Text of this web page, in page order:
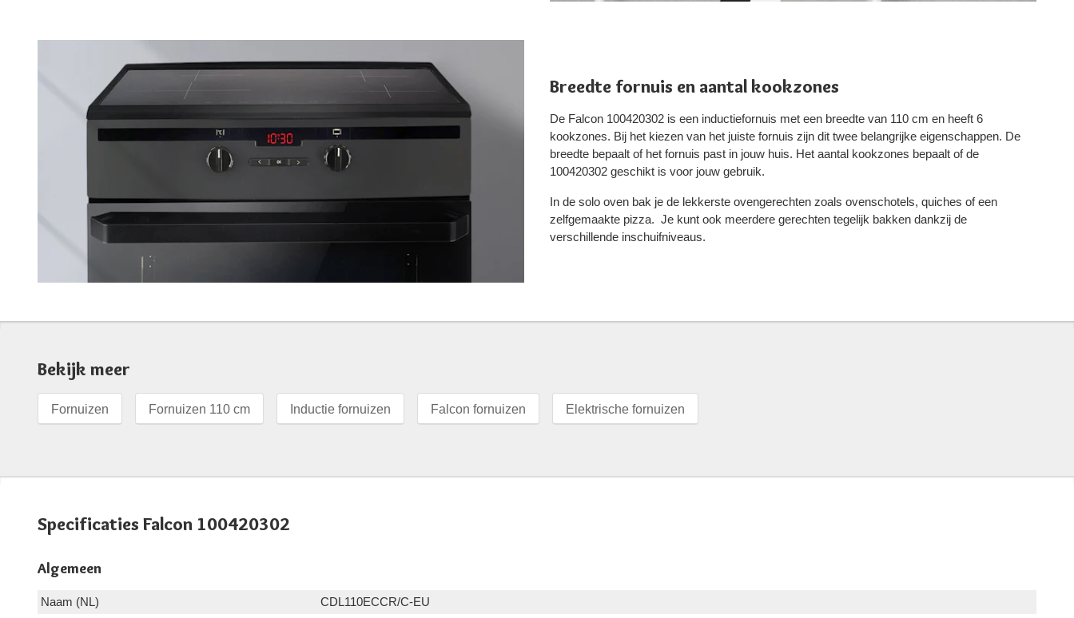
Breedte fornuis en aantal kookzones
De Falcon 100420302 is een inductiefornuis met een breedte van 110 cm en heeft 6
kookzones. Bij het kiezen van het juiste fornuis zijn dit twee belangrijke eigenschappen. De
breedte bepaalt of het fornuis past in jouw huis. Het aantal kookzones bepaalt of de
100420302 geschikt is voor jouw gebruik.
In de solo oven bak je de lekkerste ovengerechten zoals ovenschotels, quiches of een
zelfgemaakte pizza. Je kunt ook meerdere gerechten tegelijk bakken dankzij de
verschillende inschuifniveaus.
Bekijk meer
Fornuizen Fornuizen 110 cm Inductie fornuizen Falcon fornuizen Elektrische fornuizen
Specificaties Falcon 100420302
Algemeen
Naam (NL)
CDL110ECCR/C-EU